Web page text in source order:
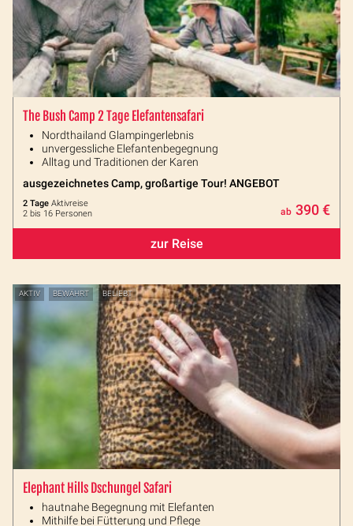
The Bush Camp 2 Tage Elefantensafari
Nordthailand Glampingerlebnis
unvergessliche Elefantenbegegnung
Alltag und Traditionen der Karen
ausgezeichnetes Camp, großartige Tour! ANGEBOT
2 Tage Aktivreise
2 bis 16 Personen
ab 390 €
zur Reise
AKTIV BEWÄHRT BELIEBT
Elephant Hills Dschungel Safari
hautnahe Begegnung mit Elefanten
Mithilfe bei Fütterung und Pflege